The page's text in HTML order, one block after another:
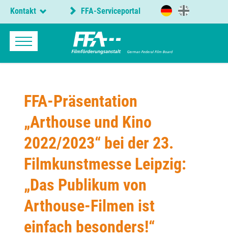
Kontakt FFA-Serviceportal
FFA-Präsentation
„Arthouse und Kino
2022/2023“ bei der 23.
Filmkunstmesse Leipzig:
„Das Publikum von
Arthouse-Filmen ist
einfach besonders!“